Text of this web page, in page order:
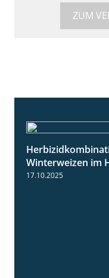
ZUM
Winterweizen im
17.10.2025